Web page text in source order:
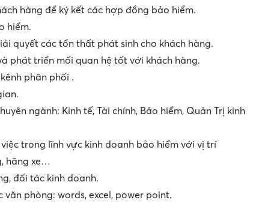
hàng để ký kết các hợp đồng bảo hiểm.
hiểm.
quyết các tổn thất phát sinh cho khách hàng.
phát triển mối quan hệ tốt với khách hàng.
phân phối .
ngành: Kinh tế, Tài chính, Bảo hiểm, Quản Trị kinh
trong lĩnh vực kinh doanh bảo hiểm với vị trí
hãng xe…
đối tác kinh doanh.
phòng: words, excel, power point.